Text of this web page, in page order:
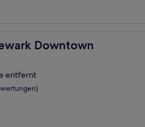
Downtown
Downtown
entfernt